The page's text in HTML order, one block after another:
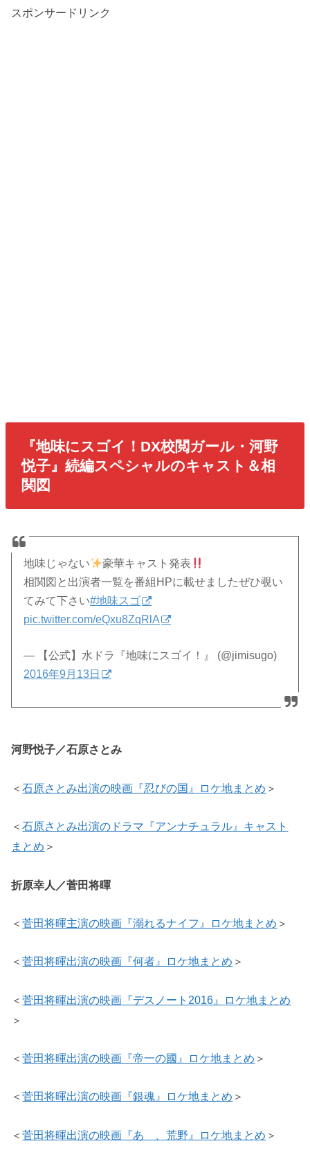
スポンサードリンク
『地味にスゴイ！DX校閲ガール・河野
悦子』続編スペシャルのキャスト＆相
関図
地味じゃない
豪華キャスト発表
相関図と出演者一覧を番組HPに載せましたぜひ覗い
てみて下さい#地味スゴ
pic.twitter.com/eQxu8ZqRlA
— 【公式】水ドラ『地味にスゴイ！』 (@jimisugo)
2016年9月13日
河野悦子／石原さとみ
＜石原さとみ出演の映画『忍びの国』ロケ地まとめ ＞
＜石原さとみ出演のドラマ『アンナチュラル』キャスト
まとめ ＞
折原幸人／菅田将暉
＜菅田将暉主演の映画『溺れるナイフ』ロケ地まとめ ＞
＜菅田将暉出演の映画『何者』ロケ地まとめ ＞
＜菅田将暉出演の映画『デスノート2016』ロケ地まとめ
＞
＜菅田将暉出演の映画『帝一の國』ロケ地まとめ ＞
＜菅田将暉出演の映画『銀魂』ロケ地まとめ ＞
＜菅田将暉出演の映画『あゝ、荒野』ロケ地まとめ ＞